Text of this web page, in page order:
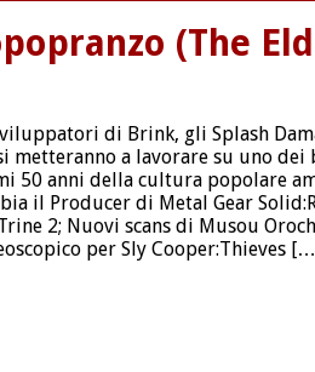
(The
di Brink, gli Splash
metteranno a lavorare su uno
50 anni della cultura popolare
il Producer di Metal Gear
2; Nuovi scans di Musou
per Sly Cooper:Thieves